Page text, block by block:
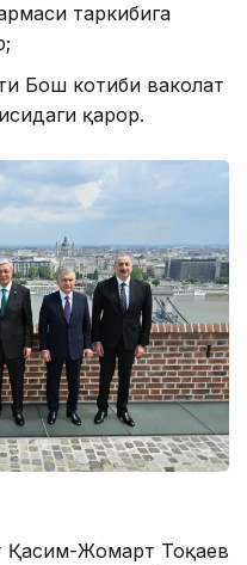
таркибига
Бош котиби ваколат
қарор.
Қасим-Жомарт Тоқаев